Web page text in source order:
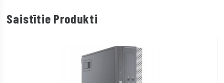
Saistītie Produkti